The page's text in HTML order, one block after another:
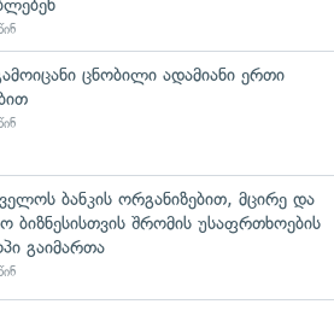
ცნობილი ადამიანი ერთი
ბანკის ორგანიზებით, მცირე და
ბიზნესისთვის შრომის უსაფრთხოების
გაიმართა